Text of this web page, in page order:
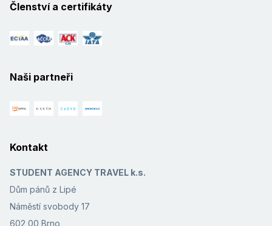
Členství a certifikáty
Naši partneři
Kontakt
STUDENT AGENCY TRAVEL k.s.
Dům pánů z Lipé
Náměstí svobody 17
602 00 Brno